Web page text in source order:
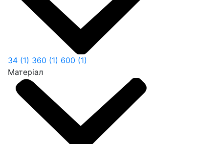
34 (1) 360 (1) 600 (1)
Матеріал